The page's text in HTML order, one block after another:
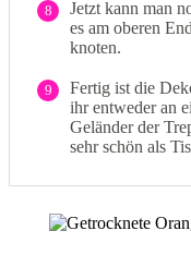
8
Jetzt kann man
es am oberen
knoten.
9
Fertig ist die
ihr entweder an
Geländer der
sehr schön als